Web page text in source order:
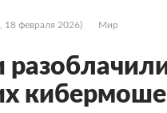
18 февраля 2026) Мир